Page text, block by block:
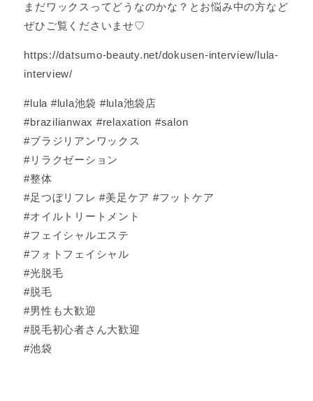
まだワックスってどうなのかな？とお悩み中の方など
ぜひご覧くださいませ♡
https://datsumo-beauty.net/dokusen-interview/lula-
interview/
#lula #lula池袋 #lula池袋店
#brazilianwax #relaxation #salon
#ブラジリアンワックス
#リラクゼーション
#整体
#足つぼリフレ #美足ケア #フットケア
#オイルトリートメント
#フェイシャルエステ
#フォトフェイシャル
#光脱毛
#脱毛
#男性も大歓迎
#脱毛初心者さん大歓迎
#池袋